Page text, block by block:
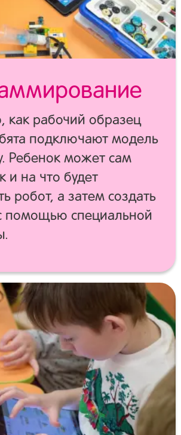
как рабочий образец
подключают модель
Ребенок может сам
и на что будет
робот, а затем создать
помощью специальной